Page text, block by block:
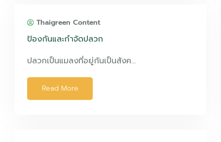
Thaigreen Content
ป้องกันและกำจัดปลวก
ปลวกเป็นแมลงที่อยู่กันเป็นสังค…
Read More